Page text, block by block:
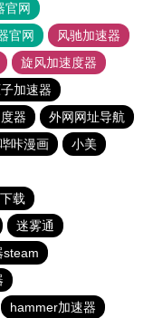
官网
官网
风驰加速器
旋风加速度器
加速器
器
外网网址导航
咔漫画
小美
载
迷雾通
steam
hammer加速器